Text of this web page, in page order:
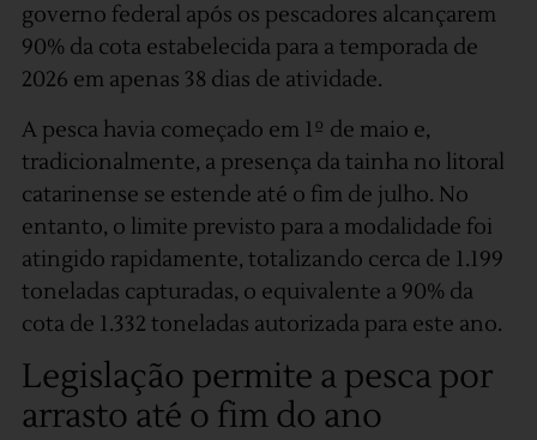
governo federal após os pescadores alcançarem
90% da cota estabelecida para a temporada de
2026 em apenas 38 dias de atividade.
A pesca havia começado em 1º de maio e,
tradicionalmente, a presença da tainha no litoral
catarinense se estende até o fim de julho. No
entanto, o limite previsto para a modalidade foi
atingido rapidamente, totalizando cerca de 1.199
toneladas capturadas, o equivalente a 90% da
cota de 1.332 toneladas autorizada para este ano.
Legislação permite a pesca por
arrasto até o fim do ano